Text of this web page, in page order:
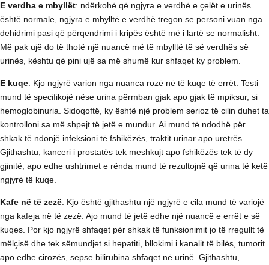
E verdha e mbyllët: ndërkohë që ngjyra e verdhë e çelët e urinës
është normale, ngjyra e mbylltë e verdhë tregon se personi vuan nga
dehidrimi pasi që përqendrimi i kripës është më i lartë se normalisht.
Më pak ujë do të thotë një nuancë më të mbylltë të së verdhës së
urinës, kështu që pini ujë sa më shumë kur shfaqet ky problem.
E kuqe: Kjo ngjyrë varion nga nuanca rozë në të kuqe të errët. Testi
mund të specifikojë nëse urina përmban gjak apo gjak të mpiksur, si
hemoglobinuria. Sidoqoftë, ky është një problem serioz të cilin duhet ta
kontrolloni sa më shpejt të jetë e mundur. Ai mund të ndodhë për
shkak të ndonjë infeksioni të fshikëzës, traktit urinar apo uretrës.
Gjithashtu, kanceri i prostatës tek meshkujt apo fshikëzës tek të dy
gjinitë, apo edhe ushtrimet e rënda mund të rezultojnë që urina të ketë
ngjyrë të kuqe.
Kafe në të zezë: Kjo është gjithashtu një ngjyrë e cila mund të variojë
nga kafeja në të zezë. Ajo mund të jetë edhe një nuancë e errët e së
kuqes. Por kjo ngjyrë shfaqet për shkak të funksionimit jo të rregullt të
mëlçisë dhe tek sëmundjet si hepatiti, bllokimi i kanalit të bilës, tumorit
apo edhe cirozës, sepse bilirubina shfaqet në urinë. Gjithashtu,